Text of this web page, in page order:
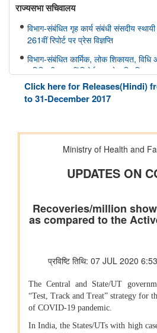
राज्यसभा सचिवालय
विभाग-संबंधित गृह कार्य संबंधी संसदीय
261वीं रिपोर्ट पर प्रेस विज्ञप्ति
विभाग-संबंधित कार्मिक, लोक शिकायत,
समिति की 166वीं रिपोर्ट पर प्रेस विज्ञप्ति
विभाग-संबंधित कार्मिक, लोक शिकायत, विधि
समिति की 165वीं रिपोर्ट पर प्रेस विज्ञप्ति
विभाग-संबंधित विज्ञान तथा प्रौद्योगिकी,
संबंधी संसदीय स्थायी समिति की 412वीं
विभाग-संबंधित विज्ञान तथा प्रौद्योगिकी,
स्वास्थ्य और परिवार कल्याण संबंधी संसदीय
विभाग संबंधित वाणिज्य संबंधी संसदीय स्थायी
प्रेस विज्ञप्ति
पर दिए गए भाषण का मूल पाठ
आयुष
आयुर्वेद पर्यटन के लिए केरल एक वैश्विक
आयुष औषधियों का मानकीकरण
Click here for Releases(Hindi)
to 31-December 2017